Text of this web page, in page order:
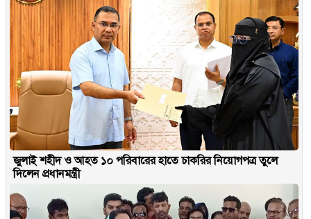
জুলাই শহীদ ও আহত ১০ পরিবারের হাতে চাকরির নিয়োগপত্র তুলে
দিলেন প্রধানমন্ত্রী